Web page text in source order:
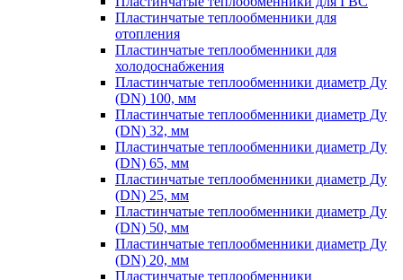
Пластинчатые теплообменники для
отопления
Пластинчатые теплообменники для
холодоснабжения
Пластинчатые теплообменники диаметр Ду
(DN) 100, мм
Пластинчатые теплообменники диаметр Ду
(DN) 32, мм
Пластинчатые теплообменники диаметр Ду
(DN) 65, мм
Пластинчатые теплообменники диаметр Ду
(DN) 25, мм
Пластинчатые теплообменники диаметр Ду
(DN) 50, мм
Пластинчатые теплообменники диаметр Ду
(DN) 20, мм
Пластинчатые теплообменники